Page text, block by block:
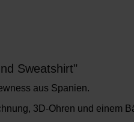
Sweatshirt"
aus Spanien.
3D-Ohren und einem